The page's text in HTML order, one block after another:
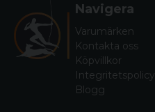
Navigera
Varumärken
Kontakta oss
Köpvillkor
Integritetspolicy
Blogg